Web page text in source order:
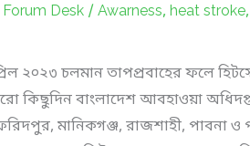
Desk /Awarness, heat stroke,
২০২৩ চলমান তাপপ্রবাহের ফলে
কিছুদিন বাংলাদেশ আবহাওয়া
মানিকগঞ্জ, রাজশাহী, পাবনা